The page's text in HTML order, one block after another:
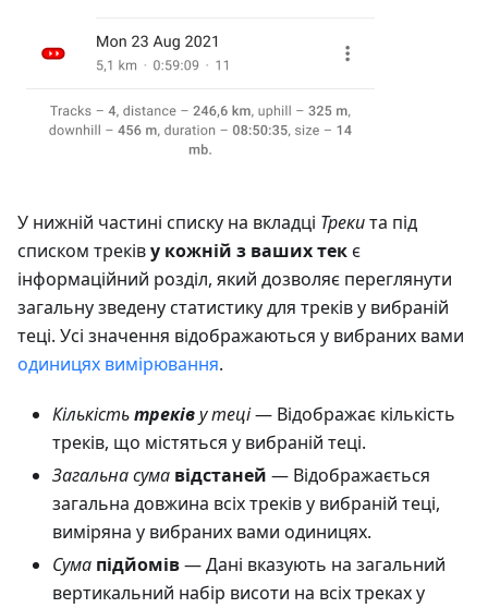
У нижній частині списку на вкладці Трекита під
списком треківу кожній з ваших текє
інформаційний розділ, який дозволяє переглянути
загальну зведену статистику для треків у вибраній
теці. Усі значення відображаються у вибраних вами
одиницях вимірювання.
Кількістьтреківу теці— Відображає кількість
треків, що містяться у вибраній теці.
Загальна сума відстаней — Відображається
загальна довжина всіх треків у вибраній теці,
виміряна у вибраних вами одиницях.
Сума підйомів— Дані вказують на загальний
вертикальний набір висоти на всіх треках у